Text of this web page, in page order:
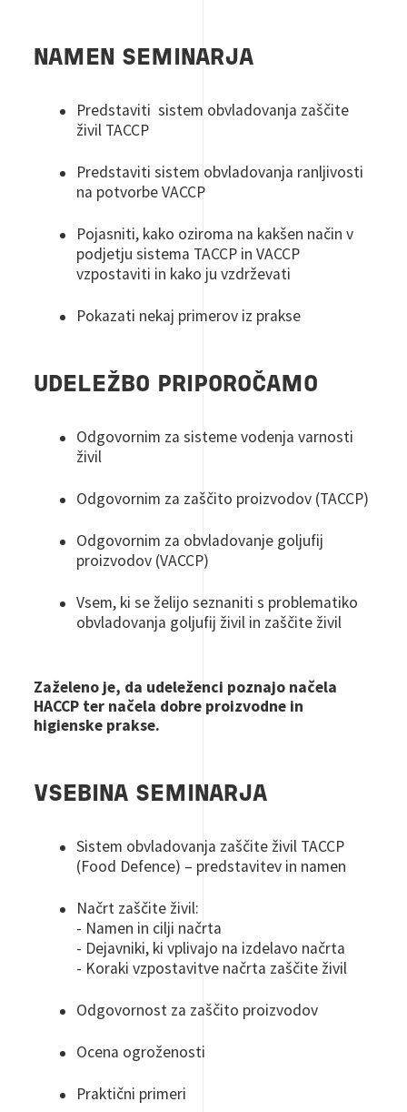
NAMEN SEMINARJA
Predstaviti sistem obvladovanja zaščite
živil TACCP
Predstaviti sistem obvladovanja ranljivosti
na potvorbe VACCP
Pojasniti, kako oziroma na kakšen način v
podjetju sistema TACCP in VACCP
vzpostaviti in kako ju vzdrževati
Pokazati nekaj primerov iz prakse
UDELEŽBO PRIPOROČAMO
Odgovornim za sisteme vodenja varnosti
živil
Odgovornim za zaščito proizvodov (TACCP)
Odgovornim za obvladovanje goljufij
proizvodov (VACCP)
Vsem, ki se želijo seznaniti s problematiko
obvladovanja goljufij živil in zaščite živil
Zaželeno je, da udeleženci poznajo načela
HACCP ter načela dobre proizvodne in
higienske prakse.
VSEBINA SEMINARJA
Sistem obvladovanja zaščite živil TACCP
(Food Defence) – predstavitev in namen
Načrt zaščite živil:
- Namen in cilji načrta
- Dejavniki, ki vplivajo na izdelavo načrta
- Koraki vzpostavitve načrta zaščite živil
Odgovornost za zaščito proizvodov
Ocena ogroženosti
Praktični primeri